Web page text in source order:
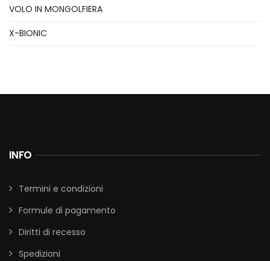
VOLO IN MONGOLFIERA
X-BIONIC
INFO
Termini e condizioni
Formule di pagamento
Diritti di recesso
Spedizioni